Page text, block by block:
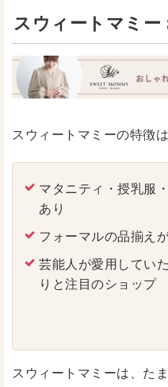
スウィートマミ
スウィートマミーの特徴は
マタニティ・授乳服
あり
フォーマルの品揃え
芸能人が愛用してい
りと注目のショップ
スウィートマミーは、た